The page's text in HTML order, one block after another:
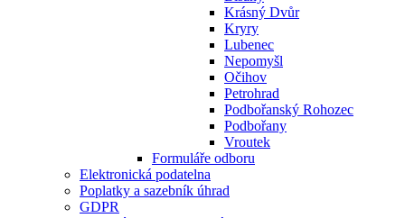
Krásný Dvůr
Kryry
Lubenec
Nepomyšl
Očihov
Petrohrad
Podbořanský Rohozec
Podbořany
Vroutek
Formuláře odboru
Elektronická podatelna
Poplatky a sazebník úhrad
GDPR